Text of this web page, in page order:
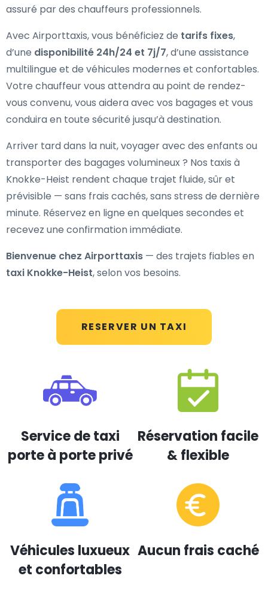
RESERVER UN TAXI
assuré par des chauffeurs professionnels.
Avec Airporttaxis, vous bénéficiez de tarifs fixes,
d’une disponibilité 24h/24 et 7j/7, d’une assistance
multilingue et de véhicules modernes et confortables.
Votre chauffeur vous attendra au point de rendez-
vous convenu, vous aidera avec vos bagages et vous
conduira en toute sécurité jusqu’à destination.
Arriver tard dans la nuit, voyager avec des enfants ou
transporter des bagages volumineux ? Nos taxis à
Knokke-Heist rendent chaque trajet fluide, sûr et
prévisible — sans frais cachés, sans stress de dernière
minute. Réservez en ligne en quelques secondes et
recevez une confirmation immédiate.
Bienvenue chez Airporttaxis — des trajets fiables en
taxi Knokke-Heist, selon vos besoins.
Service de taxi
porte à porte privé
Réservation facile
& flexible
Véhicules luxueux
et confortables
Aucun frais caché